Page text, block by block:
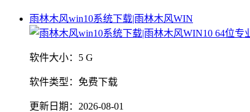
雨林木风win10系统下载|雨林木风WIN
软件大小： 5 G
软件类型： 免费下载
更新日期： 2026-08-01